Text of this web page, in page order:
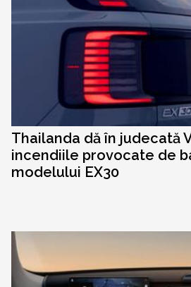
Thailanda dă în judecată
incendiile provocate de
modelului EX30